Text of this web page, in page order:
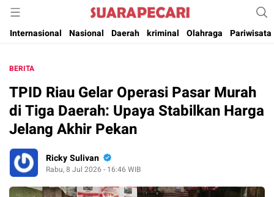
Suara Pecari
Suara Pencerahan Anak Negeri ( Berita Aktual & Terpercaya )
Internasional
Nasional Daerah kriminal Olahraga Pariwisata
BERITA
TPID Riau Gelar Operasi Pasar Murah
di Tiga Daerah: Upaya Stabilkan Harga
Jelang Akhir Pekan
Ricky Sulivan
Rabu, 8 Jul 2026 - 16:46 WIB